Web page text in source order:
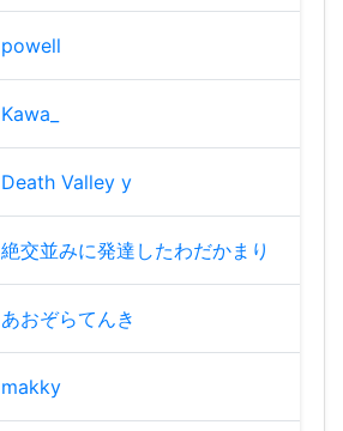
powell
Kawa_
Death Valley y
絶交並みに発達したわだかまり
あおぞらてんき
makky